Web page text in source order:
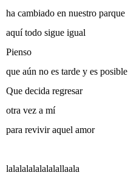
ha cambiado en nuestro parque
aquí todo sigue igual
Pienso
que aún no es tarde y es posible
Que decida regresar
otra vez a mí
para revivir aquel amor
lalalalalalalalallaala